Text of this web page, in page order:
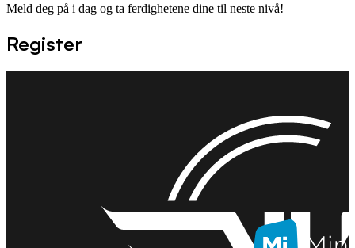
Meld deg på i dag og ta ferdighetene dine til neste nivå!
Register